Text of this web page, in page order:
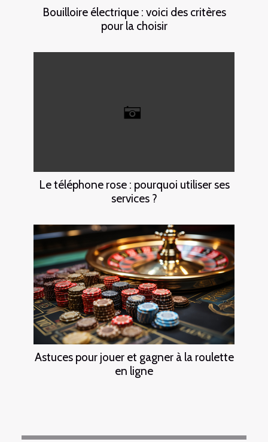
Bouilloire électrique : voici des critères
pour la choisir
Le téléphone rose : pourquoi utiliser ses
services ?
Astuces pour jouer et gagner à la roulette
en ligne